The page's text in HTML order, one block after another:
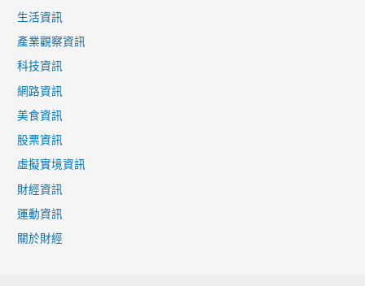
生活資訊
產業觀察資訊
科技資訊
網路資訊
美食資訊
股票資訊
虛擬實境資訊
財經資訊
運動資訊
關於財經